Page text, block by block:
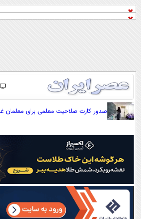
صفحه اول
آرشیو
نظرسنجی
آب و هوا
اوقات شرعی
سواد زندگی